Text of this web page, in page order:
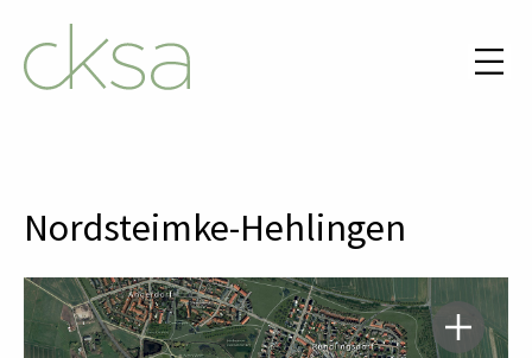
Nordsteimke-Hehlingen